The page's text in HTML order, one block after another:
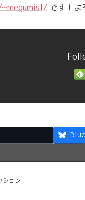
です！よ
ション